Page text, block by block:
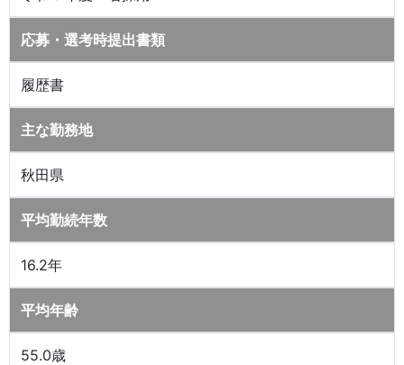
応募・選考時提出書類
履歴書
主な勤務地
秋田県
平均勤続年数
16.2年
平均年齢
55.0歳